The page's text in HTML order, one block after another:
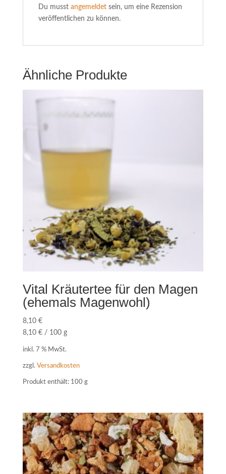
Du musst angemeldetsein, um eine Rezension
veröffentlichen zu können.
Ähnliche Produkte
Vital Kräutertee für den Magen
(ehemals Magenwohl)
8,10 €
8,10 €/ 100 g
inkl. 7 % MwSt.
zzgl. Versandkosten
Produkt enthält: 100 g